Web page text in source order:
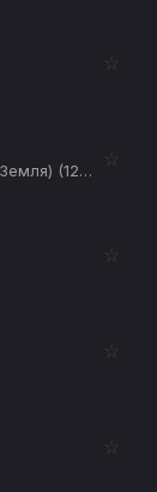
☆
BBC: Земля: Мощь планеты (Редкая Земля) (12+)
☆
☆
☆
☆